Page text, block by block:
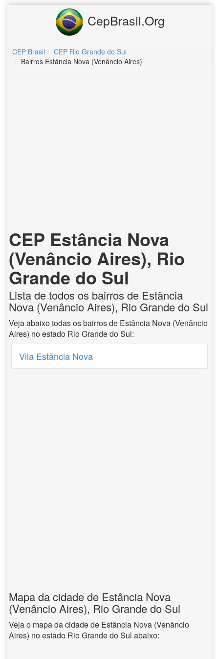
CepBrasil.Org
CEP Brasil
CEP Rio Grande do Sul
Bairros Estância Nova (Venâncio Aires)
CEP Estância Nova
(Venâncio Aires), Rio
Grande do Sul
Lista de todos os bairros de Estância
Nova (Venâncio Aires), Rio Grande do Sul
Veja abaixo todas os bairros de Estância Nova (Venâncio
Aires) no estado Rio Grande do Sul:
Vila Estãncia Nova
Mapa da cidade de Estância Nova
(Venâncio Aires), Rio Grande do Sul
Veja o mapa da cidade de Estância Nova (Venâncio
Aires) no estado Rio Grande do Sul abaixo: